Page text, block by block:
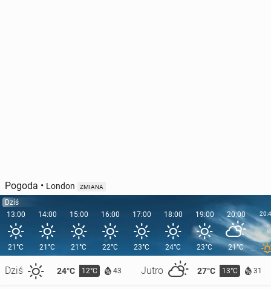
Pogoda • London ZMIANA
Dziś
13:00
21°C
Dziś 24°C 12°C 43 Jutro 27°C 13°C 31
14:00
21°C
15:00
21°C
16:00
22°C
17:00
23°C
18:00
24°C
19:00
23°C
20:00
21°C